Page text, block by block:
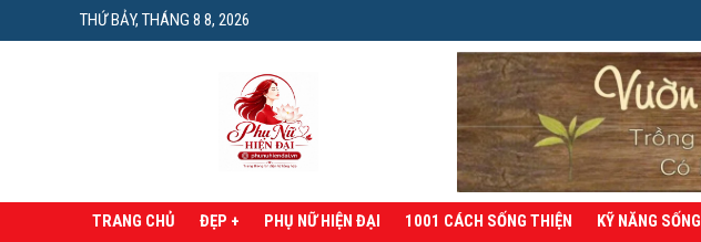
THỨ BẢY, THÁNG 8 8, 2026
Phụ
nữ
hiện
đại
TRANG CHỦ ĐẸP + PHỤ NỮ HIỆN ĐẠI 1001 CÁCH SỐNG THIỆN KỸ NĂNG SỐNG